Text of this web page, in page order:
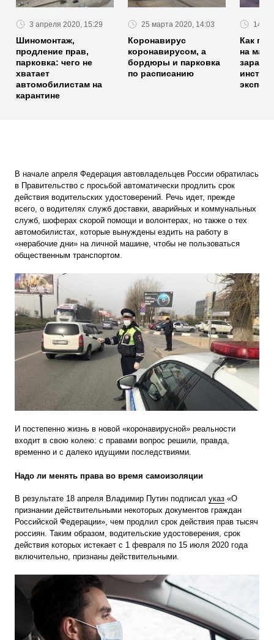
3 апреля 2020, 15:29
Шиномонтаж,
продление прав,
парковка: чего не
хватает
автомобилистам на
карантине
25 марта 2020, 14:03
Коронавирус
коронавирусом, а
бордюры и парковка
по расписанию
14
Как
на
В начале апреля Федерация автовладельцев России обратилась
в Правительство с просьбой автоматически продлить срок
действия водительских удостоверений. Речь идет, прежде
всего, о водителях служб доставки, аварийных и коммунальных
служб, шоферах скорой помощи и волонтерах, но также о тех
автомобилистах, которые вынуждены ездить на работу в
«нерабочие дни» на личной машине, чтобы не пользоваться
общественным транспортом.
И постепенно жизнь в новой «коронавирусной» реальности
входит в свою колею: с правами вопрос решили, правда,
временно и с далеко идущими последствиями.
Надо ли менять права во время самоизоляции
В результате 18 апреля Владимир Путин подписал указ «О
признании действительными некоторых документов граждан
Российской Федерации», чем продлил срок действия прав тысяч
россиян. Таким образом, водительские удостоверения, срок
действия которых истекает с 1 февраля по 15 июля 2020 года
включительно, признаны действительными.